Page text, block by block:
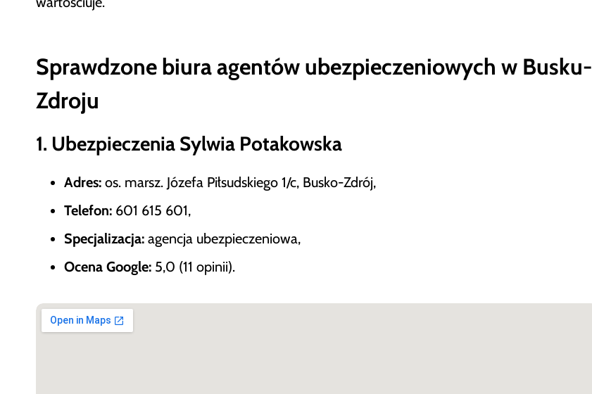
Sprawdzone biura agentów ubezpieczeniowych w Busku-
Zdroju
1. Ubezpieczenia Sylwia Potakowska
Adres: os. marsz. Józefa Piłsudskiego 1/c, Busko-Zdrój,
Telefon: 601 615 601,
Specjalizacja: agencja ubezpieczeniowa,
Ocena Google: 5,0 (11 opinii).